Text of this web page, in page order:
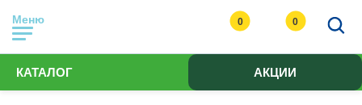
Меню 0 0
КАТАЛОГ АКЦИИ